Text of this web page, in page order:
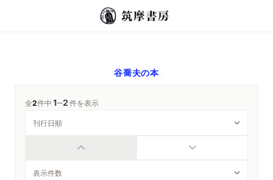
谷喬夫の本
全2件中1─2件を表示